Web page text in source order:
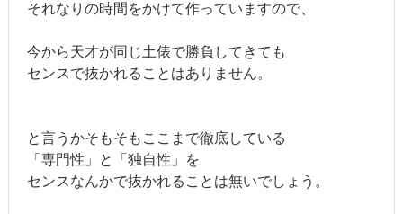
それなりの時間をかけて作っていますので、
今から天才が同じ土俵で勝負してきても
センスで抜かれることはありません。
と言うかそもそもここまで徹底している
「専門性」と「独自性」を
センスなんかで抜かれることは無いでしょう。